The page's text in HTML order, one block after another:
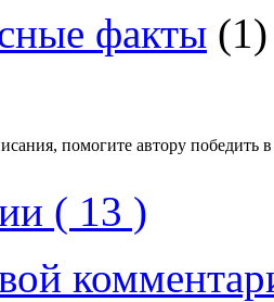
факты (1)
помогите автору победить
( 13 )